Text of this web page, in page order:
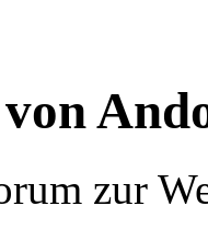
zur